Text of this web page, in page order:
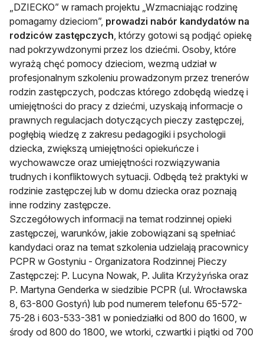
„DZIECKO” w ramach projektu „Wzmacniając rodzinę
pomagamy dzieciom”, prowadzi nabór kandydatów na
rodziców zastępczych, którzy gotowi są podjąć opiekę
nad pokrzywdzonymi przez los dziećmi. Osoby, które
wyrażą chęć pomocy dzieciom, wezmą udział w
profesjonalnym szkoleniu prowadzonym przez trenerów
rodzin zastępczych, podczas którego zdobędą wiedzę i
umiejętności do pracy z dziećmi, uzyskają informacje o
prawnych regulacjach dotyczących pieczy zastępczej,
pogłębią wiedzę z zakresu pedagogiki i psychologii
dziecka, zwiększą umiejętności opiekuńcze i
wychowawcze oraz umiejętności rozwiązywania
trudnych i konfliktowych sytuacji. Odbędą też praktyki w
rodzinie zastępczej lub w domu dziecka oraz poznają
inne rodziny zastępcze.
Szczegółowych informacji na temat rodzinnej opieki
zastępczej, warunków, jakie zobowiązani są spełniać
kandydaci oraz na temat szkolenia udzielają pracownicy
PCPR w Gostyniu - Organizatora Rodzinnej Pieczy
Zastępczej: P. Lucyna Nowak, P. Julita Krzyżyńska oraz
P. Martyna Genderka w siedzibie PCPR (ul. Wrocławska
8, 63-800 Gostyń) lub pod numerem telefonu 65-572-
75-28 i 603-533-381 w poniedziałki od 800 do 1600, w
środy od 800 do 1800, we wtorki, czwartki i piątki od 700